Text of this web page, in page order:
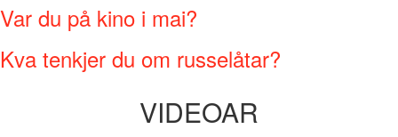
Var du på kino i mai?
Kva tenkjer du om russelåtar?
VIDEOAR